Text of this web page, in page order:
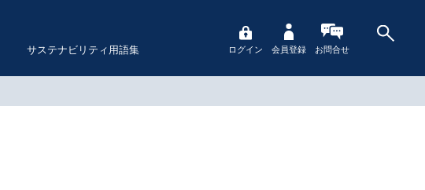
サステナビリティ用語集 ログイン 会員登録 お問合せ